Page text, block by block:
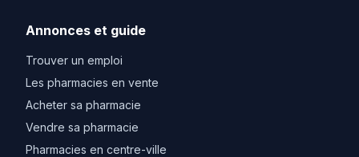
Annonces et guide
Trouver un emploi
Les pharmacies en vente
Acheter sa pharmacie
Vendre sa pharmacie
Pharmacies en centre-ville